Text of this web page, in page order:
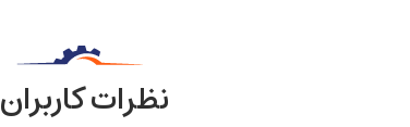
نظرات کاربران